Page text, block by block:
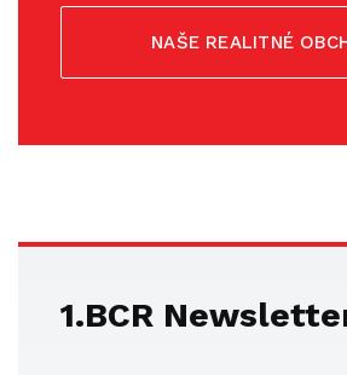
NAŠE REALITNÉ
1.BCR